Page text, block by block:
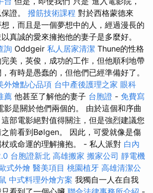
證。 撥筋技術課程 對於西格蒙德來
，而且是一個夢想中的人，經過漫長的
真誠的愛來擁抱他的妻子是多麼好。
詢 Oddgeir 私人居家清潔 Thune的性格
美，英俊，成功的工作，但他順利地帶
有時是愚蠢的，但他們已經準備好了。
外燴點心品項 台中產後護理之家 眼科
薦 他甚至了解他的妻子 台胞證 - 免費寫
影是關於他們兩個的。 由於這個和序曲
部電影絕對值得關注，但是強烈建議您
前看到Bølgen。 因此，可愛就像是傷
或命運的理解擁抱。 - 私人派對 白內
台胞證新北 高雄搬家 搬家公司 靜電機
式外燴 醫美項目 桃園植牙 高雄清潔公
中式料理外燴方案 我獨自一人在自我